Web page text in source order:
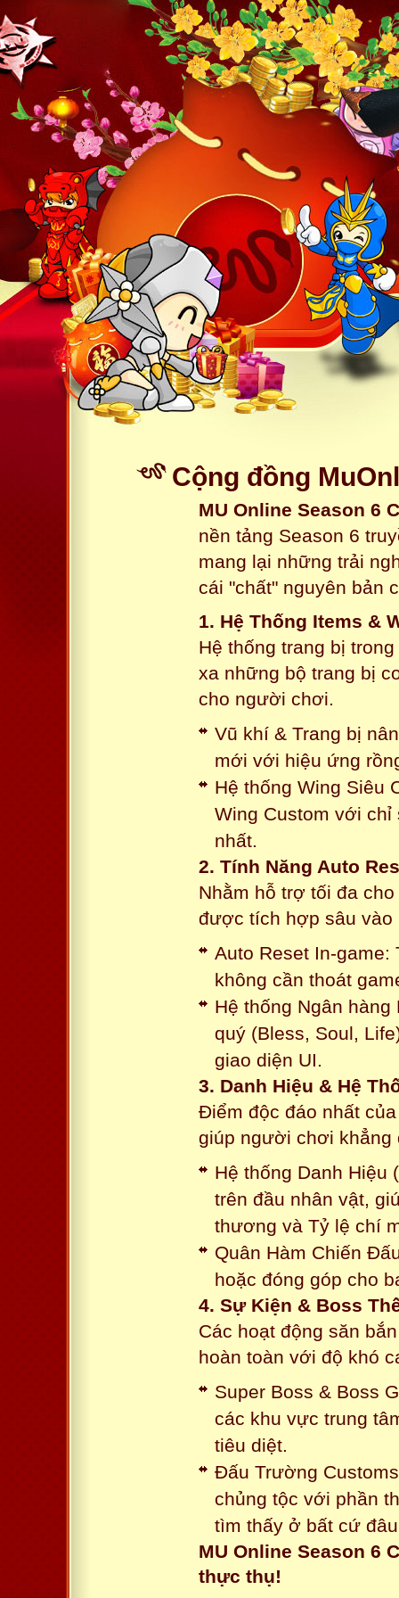
Cộng đồng
MU Online Season 6
nền tảng Season 6
mang lại những trải
cái "chất" nguyên bản
1. Hệ Thống Items &
Hệ thống trang bị
xa những bộ trang bị
cho người chơi.
Vũ khí & Trang bị
mới với hiệu ứng
Hệ thống Wing Siêu
Wing Custom với
nhất.
2. Tính Năng Auto
Nhằm hỗ trợ tối đa
được tích hợp sâu vào
Auto Reset In-game:
không cần thoát
Hệ thống Ngân
quý (Bless, Soul,
giao diện UI.
3. Danh Hiệu & Hệ
Điểm độc đáo nhất
giúp người chơi khẳng
Hệ thống Danh Hiệu
trên đầu nhân vật,
thương và Tỷ lệ chí
Quân Hàm Chiến
hoặc đóng góp cho
4. Sự Kiện & Boss
Các hoạt động săn
hoàn toàn với độ khó
Super Boss & Boss
các khu vực trung
tiêu diệt.
Đấu Trường
chủng tộc với phần
tìm thấy ở bất cứ
MU Online Season 6
thực thụ!